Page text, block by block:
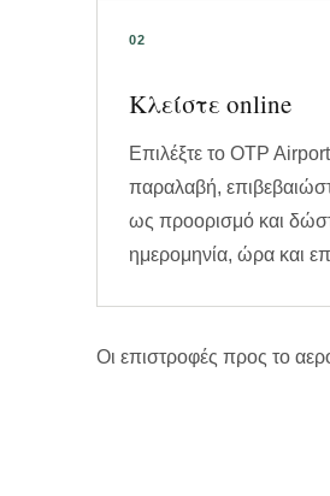
Κλείστε online
Επιλέξτε το OTP
παραλαβή,
ως προορισμό και
ημερομηνία, ώρα και
Οι επιστροφές προς το